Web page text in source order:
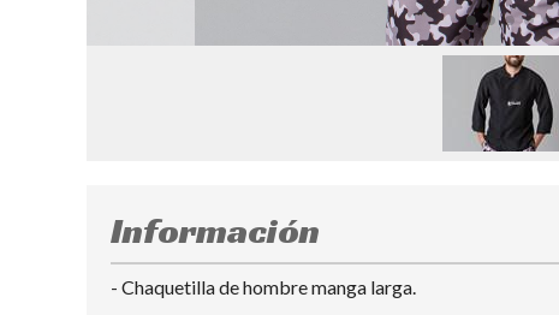
Información
- Chaquetilla de hombre manga larga.